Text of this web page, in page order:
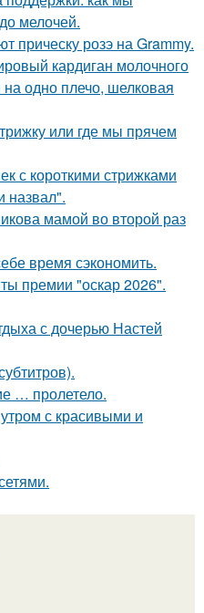
мелочей.
прическу розэ на Grammy.
кардиган молочного
одно плечо, шелковая
или где мы прячем
с короткими стрижками
мамой во второй раз
время сэкономить.
премии "оскар 2026".
с дочерью Настей
… пролетело.
с красивыми и